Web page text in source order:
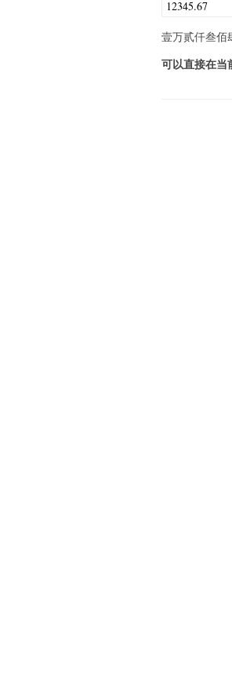
壹万贰仟叁佰
可以直接在当